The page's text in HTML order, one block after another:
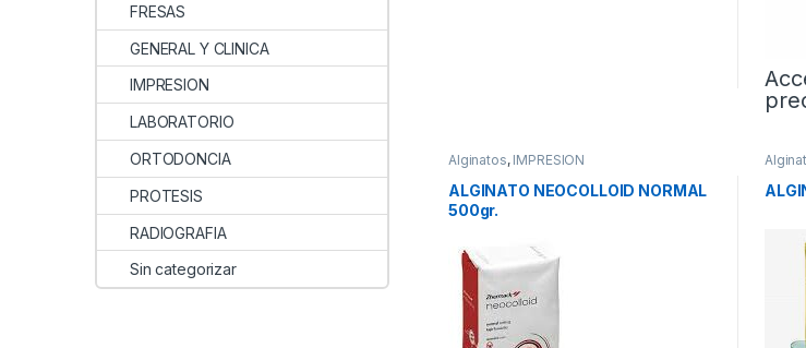
Alginatos, IMPRESION
ALGINATO NEOCOLLOID NORMAL
500gr.
FRESAS
GENERAL Y CLINICA
IMPRESION
LABORATORIO
ORTODONCIA
PROTESIS
RADIOGRAFIA
Sin categorizar